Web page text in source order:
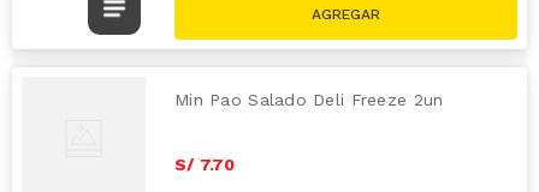
Min Pao Salado Deli Freeze 2un
S/ 7.70